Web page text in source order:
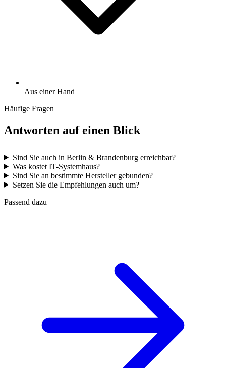
Aus einer Hand
Häufige Fragen
Antworten auf einen Blick
Sind Sie auch in Berlin & Brandenburg erreichbar?
Was kostet IT-Systemhaus?
Sind Sie an bestimmte Hersteller gebunden?
Setzen Sie die Empfehlungen auch um?
Passend dazu